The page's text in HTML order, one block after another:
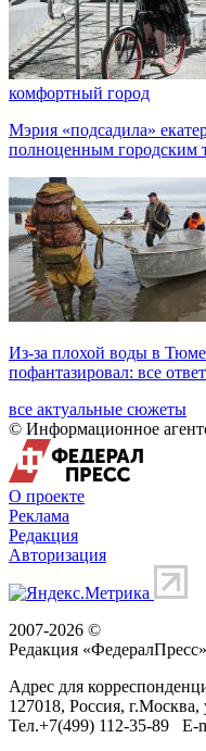
комфортный город
Мэрия «подсадила»
полноценным городским
Из-за плохой воды в
пофантазировал: все
все актуальные сюжеты
© Информационное
О проекте
Реклама
Редакция
Авторизация
2007-2026 ©
Редакция «ФедералПресс»
Адрес для
127018, Россия, г.Москва,
Тел.+7(499) 112-35-89 E-